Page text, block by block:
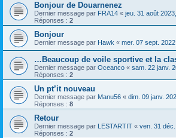
Bonjour de Douarnenez
Dernier message par FRA14 « jeu. 31 août
Réponses : 2
Bonjour
Dernier message par Hawk « mer. 07 sept.
…Beaucoup de voile sportive et la
Dernier message par Oceanco « sam. 22 janv.
Réponses : 2
Un pt’it nouveau
Dernier message par Manu56 « dim. 09 janv.
Réponses : 8
Retour
Dernier message par LESTARTIT « ven. 31
Réponses : 2